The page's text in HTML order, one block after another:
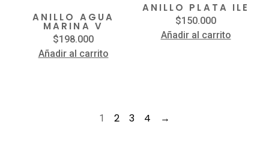
ANILLO AGUA
MARINA V
$198.000
Añadir al carrito
ANILLO PLATA ILE
$150.000
Añadir al carrito
1 2 3 4 →